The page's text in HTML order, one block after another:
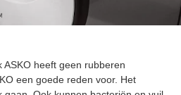
ASKO heeft geen rubberen
een goede reden voor. Het